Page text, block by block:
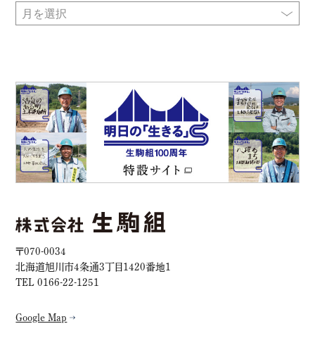
〒070-0034
北海道旭川市4条通3丁目1420番地1
TEL 0166-22-1251
Google Map